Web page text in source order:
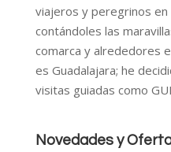
viajeros y peregrinos
contándoles las
comarca y alrededores
es Guadalajara; he
visitas guiadas como
Novedades y